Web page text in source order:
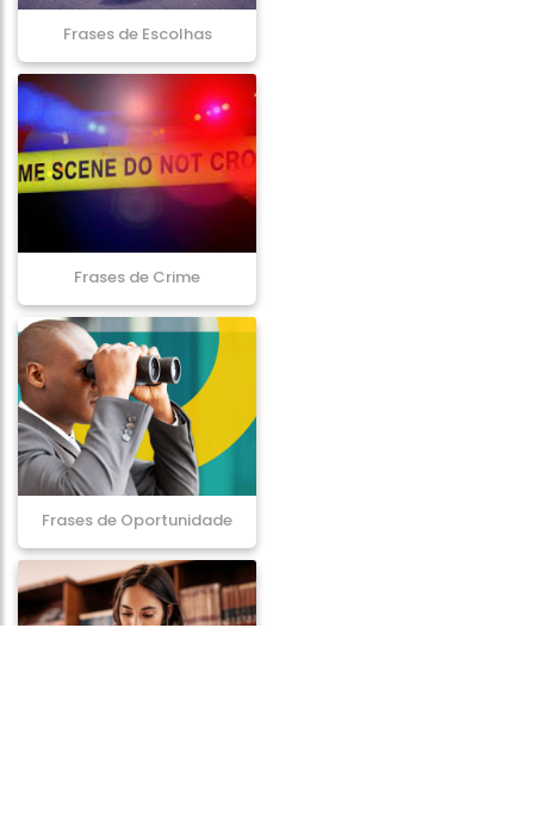
Frases de Escolhas
Frases de Crime
Frases de Oportunidade